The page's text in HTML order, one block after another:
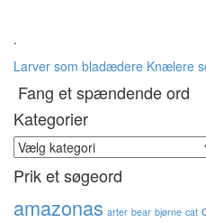
.
Larver som bladædere Knælere
Fang et spændende ord
Kategorier
Kategorier
Prik et søgeord
amazonas arter bear bjørne cat